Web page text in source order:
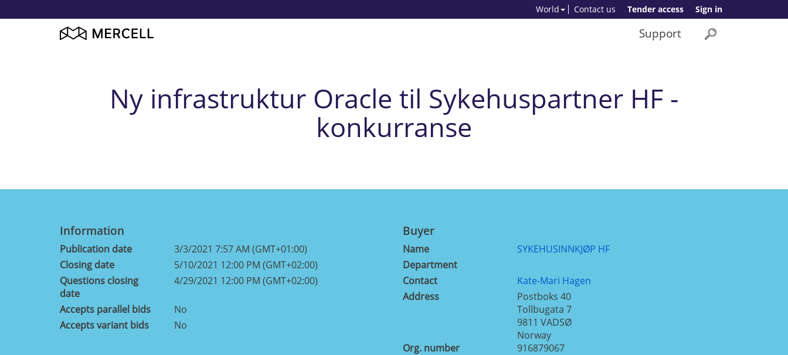
Sign in
Tender access
Contact us
World
Support
Ny infrastruktur Oracle til Sykehuspartner HF -
konkurranse
Information
Publication date
3/3/2021 7:57 AM (GMT+01:00)
Closing date
5/10/2021 12:00 PM (GMT+02:00)
Questions closing
date
4/29/2021 12:00 PM (GMT+02:00)
Accepts parallel bids
No
Accepts variant bids
No
Buyer
Name
SYKEHUSINNKJØP HF
Department
Contact
Kate-Mari Hagen
Address
Postboks 40
Tollbugata 7
9811 VADSØ
Norway
Org. number
916879067